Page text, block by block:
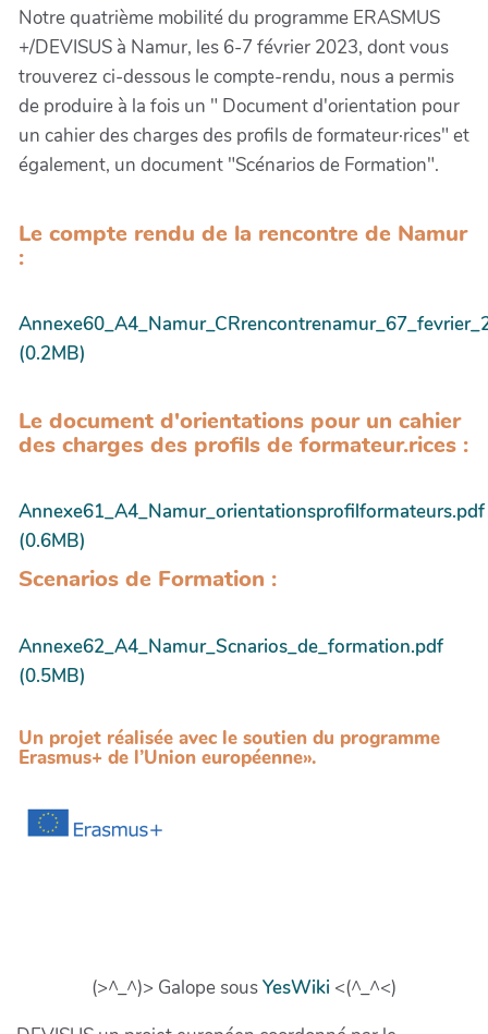
Notre quatrième mobilité du programme ERASMUS
+/DEVISUS à Namur, les 6-7 février 2023, dont vous
trouverez ci-dessous le compte-rendu, nous a permis
de produire à la fois un " Document d'orientation pour
un cahier des charges des profils de formateur·rices" et
également, un document "Scénarios de Formation".
Le compte rendu de la rencontre de Namur
:
(0.2MB)
Le document d'orientations pour un cahier
des charges des profils de formateur.rices :
Annexe61_A4_Namur_orientationsprofilformateurs.pdf
(0.6MB)
Scenarios de Formation :
Annexe62_A4_Namur_Scnarios_de_formation.pdf
(0.5MB)
Un projet réalisée avec le soutien du programme
Erasmus+ de l’Union européenne».
(>^_^)> Galope sousYesWiki <(^_^<)